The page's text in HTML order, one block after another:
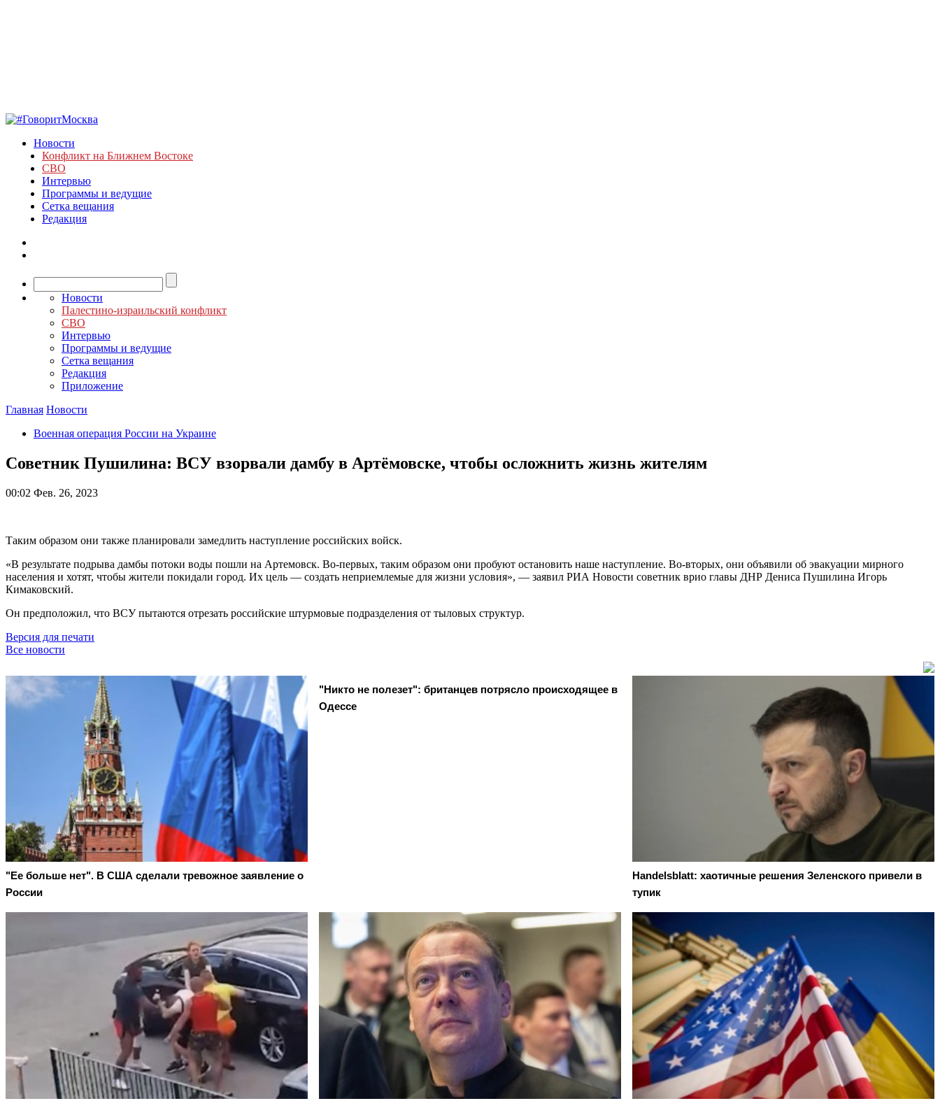
Новости
Конфликт на Ближнем Востоке
СВО
Интервью
Программы и ведущие
Сетка вещания
Редакция
Новости
Палестино-израильский конфликт
СВО
Интервью
Программы и ведущие
Сетка вещания
Редакция
Приложение
Главная Новости
Военная операция России на Украине
Советник Пушилина: ВСУ взорвали дамбу в Артёмовске, чтобы осложнить жизнь жителям
00:02 Фев. 26, 2023
Таким образом они также планировали замедлить наступление российских войск.
«В результате подрыва дамбы потоки воды пошли на Артемовск. Во-первых, таким образом они пробуют остановить наше наступление. Во-вторых, они объявили об эвакуации мирного
населения и хотят, чтобы жители покидали город. Их цель — создать неприемлемые для жизни условия», — заявил РИА Новости советник врио главы ДНР Дениса Пушилина Игорь
Кимаковский.
Он предположил, что ВСУ пытаются отрезать российские штурмовые подразделения от тыловых структур.
Версия для печати
Все новости
"Ее больше нет". В США сделали тревожное заявление о
России
"Никто не полезет": британцев потрясло происходящее в
Одессе
Handelsblatt: хаотичные решения Зеленского привели в
тупик